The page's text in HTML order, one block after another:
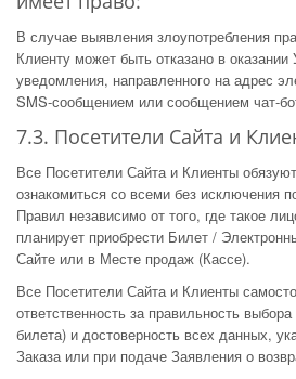
В случае выявления злоупотребления
Клиенту может быть отказано в
уведомления, направленного на адрес
SMS-сообщением или сообщением чат-
7.3. Посетители Сайта и
Все Посетители Сайта и Клиенты
ознакомиться со всеми без исключения
Правил независимо от того, где такое
планирует приобрести Билет /
Сайте или в Месте продаж (Кассе).
Все Посетители Сайта и Клиенты
ответственность за правильность
билета) и достоверность всех данных,
Заказа или при подаче Заявления о